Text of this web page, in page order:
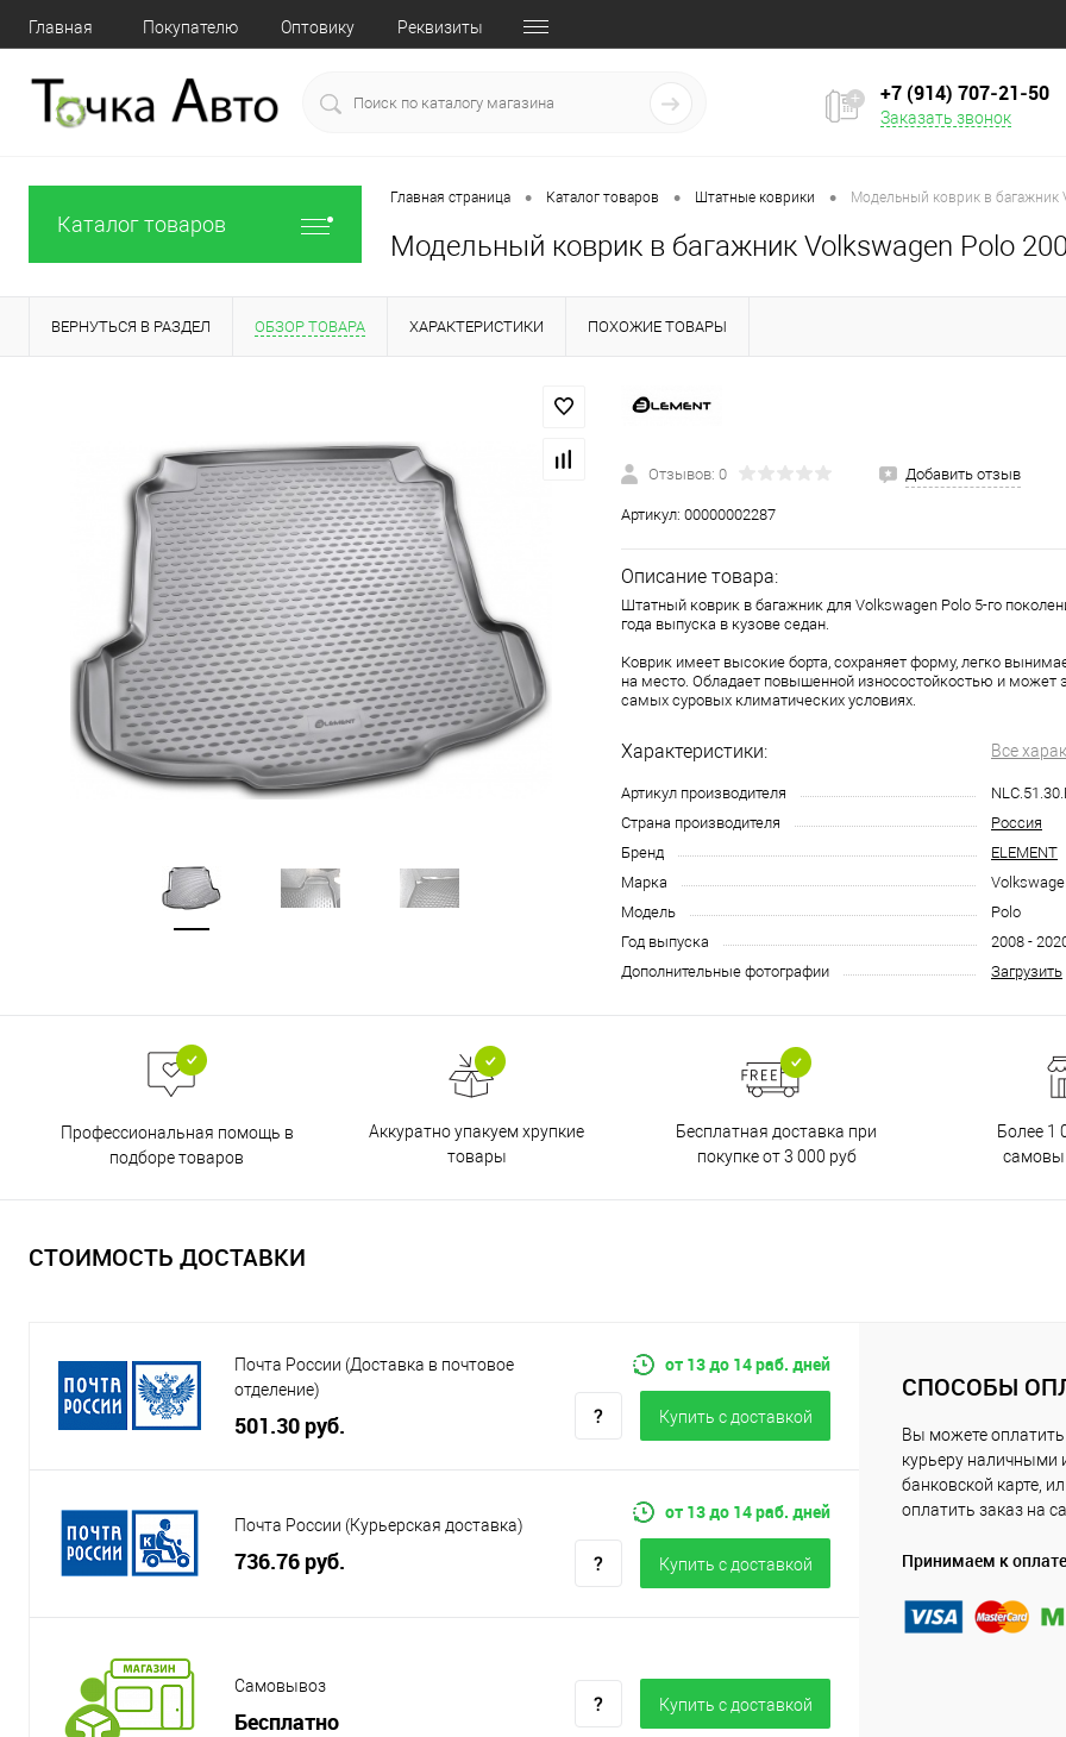
Главная Покупателю Оптовику Реквизиты
+7 (914) 707‒21‒50
Заказать звонок
Каталог товаров
Главная страница • Каталог товаров • Штатные коврики • Модельный коврик в багажник
Модельный коврик в багажник Volkswagen Polo
ВЕРНУТЬСЯ В РАЗДЕЛ ОБЗОР ТОВАРА ХАРАКТЕРИСТИКИ ПОХОЖИЕ ТОВАРЫ
Отзывов: 0 Добавить отзыв
Артикул: 00000002287
Описание товара:
Штатный коврик в багажник для Volkswagen Polo 5-го
года выпуска в кузове седан.
Коврик имеет высокие борта, сохраняет форму, легко
на место. Обладает повышенной износостойкостью и может
самых суровых климатических условиях.
Характеристики: Все
Артикул производителя
Страна производителя
Россия
Бренд
ELEMENT
Марка
Модель
Polo
Год выпуска
2008 -
Дополнительные фотографии
Загрузить
Профессиональная помощь в
подборе товаров
Аккуратно упакуем хрупкие
товары
Бесплатная доставка при
покупке от 3 000 руб
Более 1
СТОИМОСТЬ ДОСТАВКИ
Почта России (Доставка в почтовое
отделение)
501.30 руб.
от 13 до 14 раб. дней
Купить c доставкой
Почта России (Курьерская доставка)
736.76 руб.
от 13 до 14 раб. дней
Купить c доставкой
Самовывоз
Бесплатно
Купить c доставкой
СПОСОБЫ
Вы можете оплатить
курьеру наличными
банковской карте,
оплатить заказ на
Принимаем к оплате